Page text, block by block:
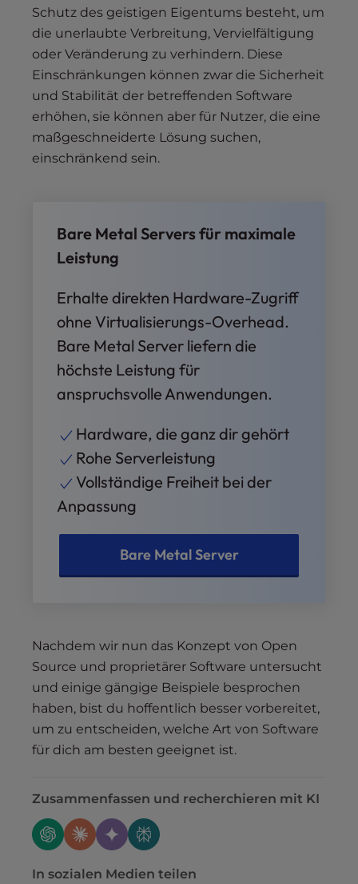
Schutz des geistigen Eigentums besteht, um
die unerlaubte Verbreitung, Vervielfältigung
oder Veränderung zu verhindern. Diese
Einschränkungen können zwar die Sicherheit
und Stabilität der betreffenden Software
erhöhen, sie können aber für Nutzer, die eine
maßgeschneiderte Lösung suchen,
einschränkend sein.
Bare Metal Servers für maximale
Leistung
Erhalte direkten Hardware-Zugriff
ohne Virtualisierungs-Overhead.
Bare Metal Server liefern die
höchste Leistung für
anspruchsvolle Anwendungen.
Hardware, die ganz dir gehört
Rohe Serverleistung
Vollständige Freiheit bei der
Anpassung
Bare Metal Server
Nachdem wir nun das Konzept von Open
Source und proprietärer Software untersucht
und einige gängige Beispiele besprochen
haben, bist du hoffentlich besser vorbereitet,
um zu entscheiden, welche Art von Software
für dich am besten geeignet ist.
Zusammenfassen und recherchieren mit KI
In sozialen Medien teilen